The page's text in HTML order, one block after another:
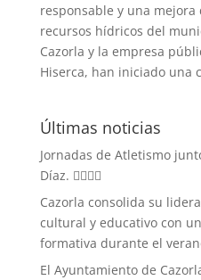
responsable y una mejora
recursos hídricos del
Cazorla y la empresa
Hiserca, han iniciado una
Últimas noticias
Jornadas de Atletismo
Díaz. 🏃‍♀️🏃‍♂️
Cazorla consolida su
cultural y educativo con
formativa durante el
El Ayuntamiento de